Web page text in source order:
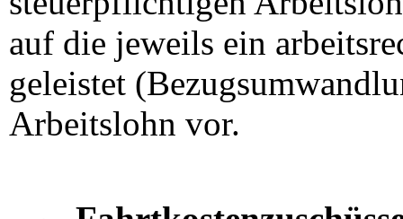
auf die jeweils ein
geleistet
Arbeitslohn vor.